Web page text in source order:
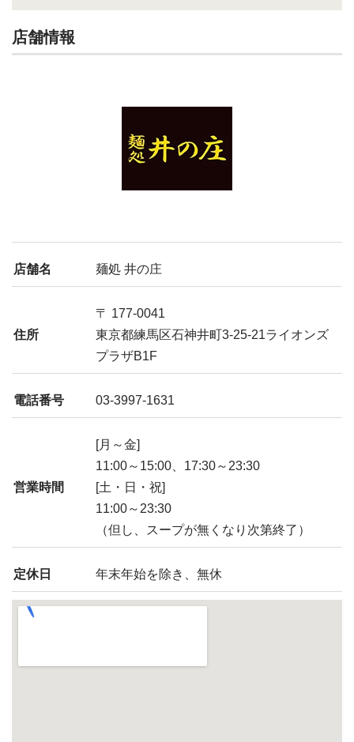
店舗情報
店舗名 麺処 井の庄
住所
〒 177-0041
東京都練馬区石神井町3-25-21ライオンズ
プラザB1F
電話番号 03-3997-1631
営業時間
[月～金]
11:00～15:00、17:30～23:30
[土・日・祝]
11:00～23:30
（但し、スープが無くなり次第終了）
定休日 年末年始を除き、無休